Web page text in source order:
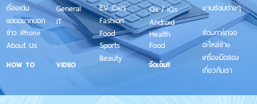
EV Cars
Fashion
Food
Sports
Beauty
Os / iOs
Android
Health
Food
งานซ่อมต่างๆ
ซ่อมการ์ดจอ
อะไหล่ช่าง
เครื่องมือสอง
เกี่ยวกับเรา
General
iT
เรื่องเด่น
แอดอยากบอก
About Us
ข่าว iPhone
จัดเต็ม!!
HOW TO VIDEO